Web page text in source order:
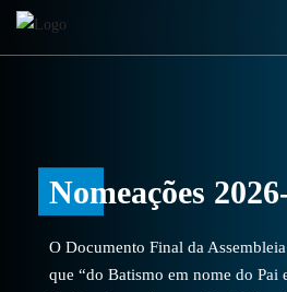
Nomeações
O Documento Final da
que “do Batismo em nome do Pai